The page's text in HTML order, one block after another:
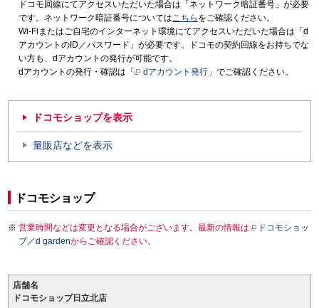
ドコモ回線にてアクセスいただいた場合は「ネットワーク暗証番号」が必要
です。ネットワーク暗証番号についてはこちら をご確認ください。
Wi-Fiまたはご自宅のインターネット環境にてアクセスいただいた場合は「d
アカウントのID／パスワード」が必要です。ドコモの契約回線をお持ちでな
い方も、dアカウントの発行が可能です。
dアカウントの発行・確認は「
dアカウント発行 」でご確認ください。
ドコモショップを表示
量販店などを表示
ドコモショップ
営業時間などは変更となる場合がございます。最新の情報は
ドコモショッ
プ／d gardenからご確認ください。
店舗名
ドコモショップ日立北店